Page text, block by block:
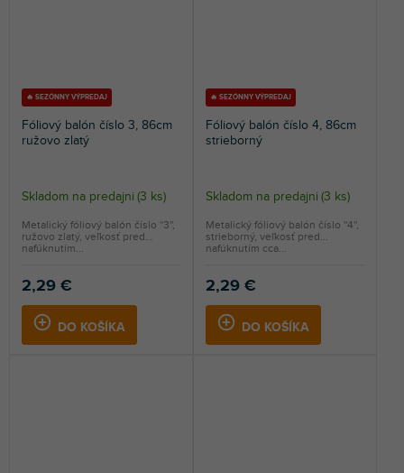
🔥 SEZÓNNY VÝPREDAJ
Fóliový balón číslo 3, 86cm
ružovo zlatý
Skladom na predajni (3 ks)
2,29 €
DO KOŠÍKA
Metalický fóliový balón číslo ''3'',
ružovo zlatý, veľkosť pred
nafúknutím...
🔥 SEZÓNNY VÝPREDAJ
Fóliový balón číslo 4, 86cm
strieborný
Skladom na predajni (3 ks)
2,29 €
DO KOŠÍKA
Metalický fóliový balón číslo ''4'',
strieborný, veľkosť pred
nafúknutím cca...